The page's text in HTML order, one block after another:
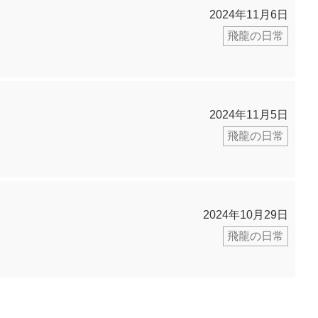
2024年11月6日
飛龍の日常
2024年11月5日
飛龍の日常
2024年10月29日
飛龍の日常